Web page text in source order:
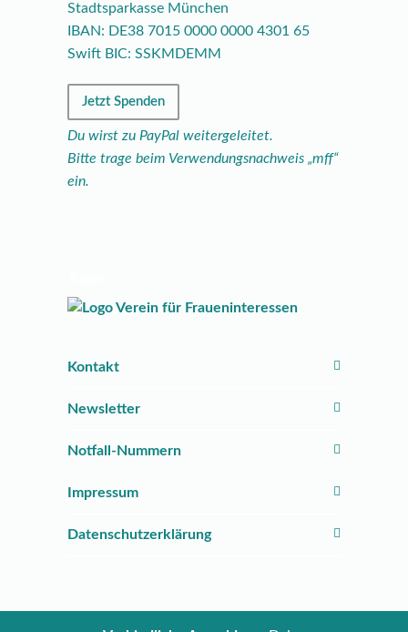
Stadtsparkasse München
IBAN: DE38 7015 0000 0000 4301 65
Swift BIC: SSKMDEMM
Jetzt Spenden
Du wirst zu PayPal weitergeleitet.
Bitte trage beim Verwendungsnachweis „mff“
ein.
Kontakt
Newsletter
Notfall-Nummern
Impressum
Datenschutzerklärung